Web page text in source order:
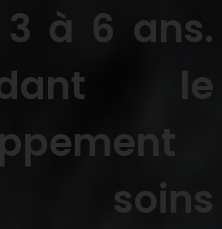
à 6 ans.
le
soins